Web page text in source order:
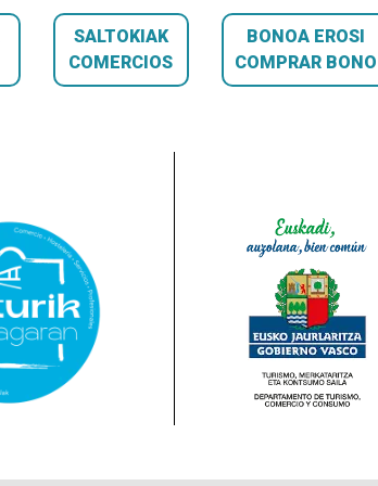
SALTOKIAK
COMERCIOS
BONOA EROSI
COMPRAR BONO